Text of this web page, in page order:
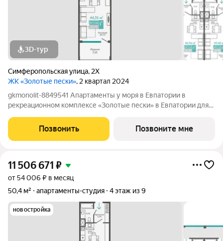
3D-тур
Симферопольская улица, 2Х
ЖК «Золотые пески», 2 квартал 2024
gkmonolit-8849541 Апартаменты у моря в Евпатории в
рекреационном комплексе «Золотые пески» в Евпатории для
ОГРАНИЧЕНО! Ввод в эксплуатацию - II кв. 2027 О
КОМПЛЕКСЕ. Комплекс апартаментов «Золотые пески» -
Позвонить Позвоните мне
11 506 671 ₽
от 54 006 ₽ в месяц
50,4 м²
апартаменты-студия 4 этаж из 9
новостройка